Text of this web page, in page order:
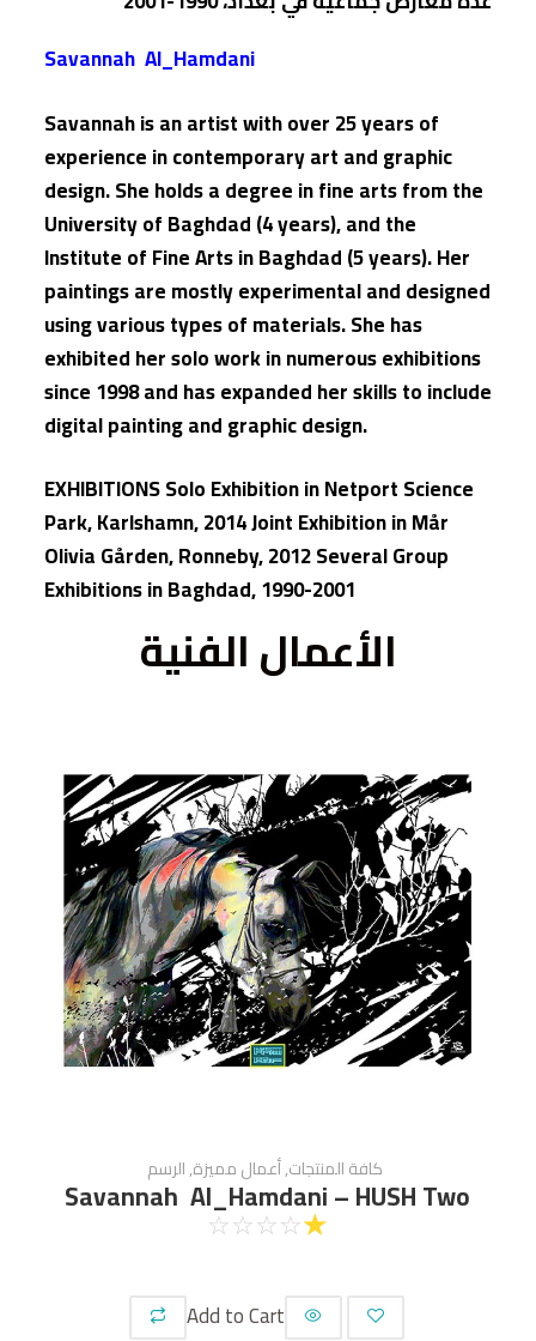
Savannah Al_Hamdani
Savannah is an artist with over 25 years of
experience in contemporary art and graphic
design. She holds a degree in fine arts from the
University of Baghdad (4 years), and the
Institute of Fine Arts in Baghdad (5 years). Her
paintings are mostly experimental and designed
using various types of materials. She has
exhibited her solo work in numerous exhibitions
since 1998 and has expanded her skills to include
digital painting and graphic design.
EXHIBITIONS Solo Exhibition in Netport Science
Park, Karlshamn, 2014 Joint Exhibition in Mår
Olivia Gården, Ronneby, 2012 Several Group
Exhibitions in Baghdad, 1990-2001
الأعمال الفنية
كافة المنتجات,أعمال مميزة,الرسم
Savannah Al_Hamdani – HUSH Two
☆
☆
☆
☆
☆
Add to Cart